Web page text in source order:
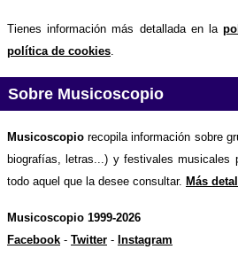
Tienes información más detallada en la
política de cookies
Sobre Musicoscopio
Musicoscopio recopila información sobre
biografías, letras...) y festivales musicales
todo aquel que la desee consultar. Más
Musicoscopio 1999-2026
Facebook - Twitter - Instagram